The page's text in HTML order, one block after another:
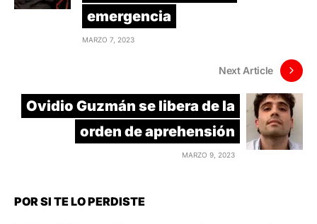
emergencia
MARZO 7, 2023
Next Article
Ovidio Guzmán se libera de la
orden de aprehensión
MARZO 9, 2023
POR SI TE LO PERDISTE